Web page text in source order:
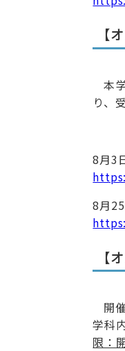
【
本
り、
8月3
8月
【
開
学科
限：